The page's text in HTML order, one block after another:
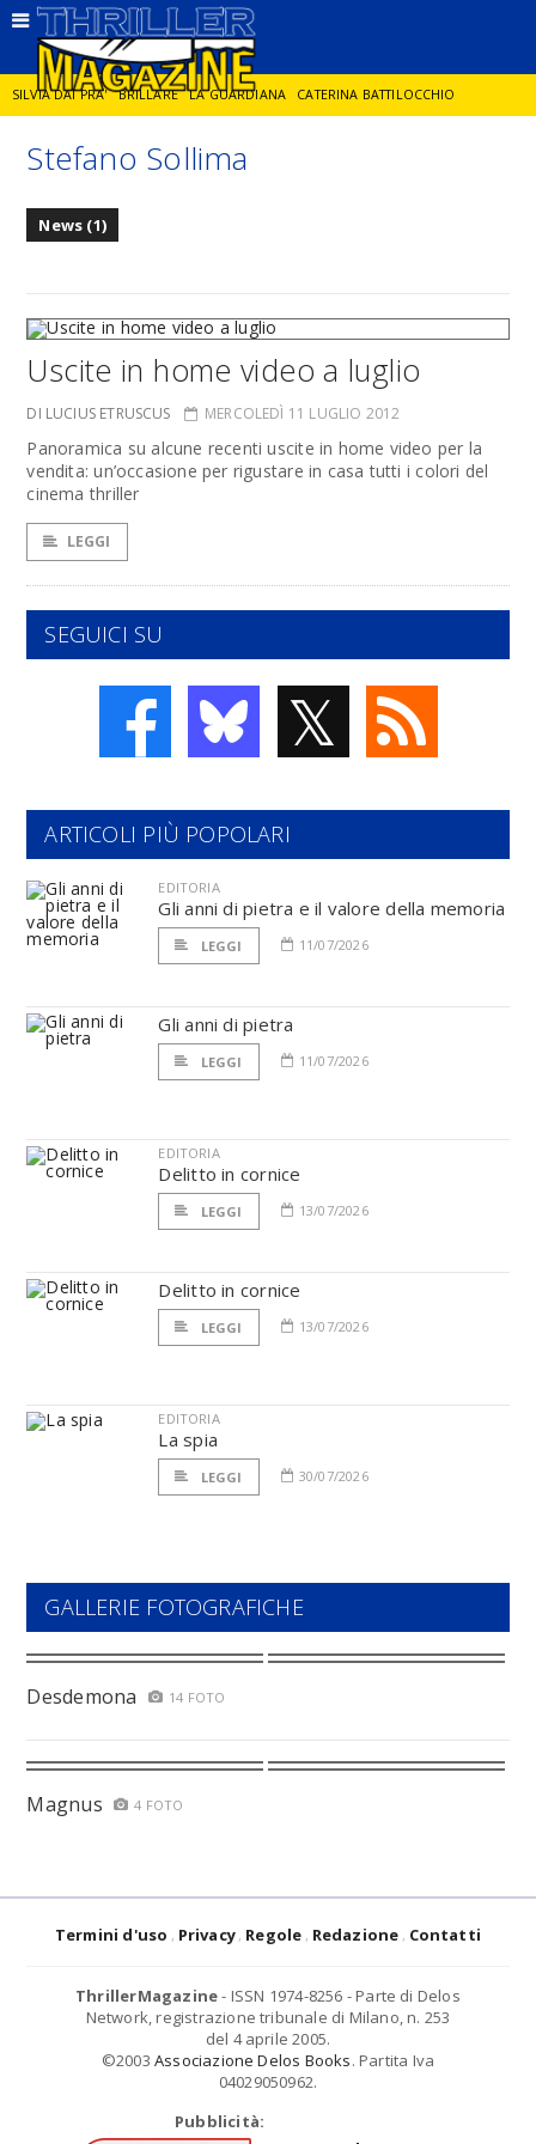
SILVIA DAI PRA' BRILLARE LA GUARDIANA CATERINA BATTILOCCHIO
JORGE DIAZ LA SPIA DELITTO IN CORNICE
Stefano Sollima
News (1)
Uscite in home video a luglio
DI LUCIUS ETRUSCUS MERCOLEDÌ 11 LUGLIO 2012
Panoramica su alcune recenti uscite in home video per la
vendita: un’occasione per rigustare in casa tutti i colori del
cinema thriller
LEGGI
SEGUICI SU
𝕏
ARTICOLI PIÙ POPOLARI
EDITORIA
Gli anni di pietra e il valore della memoria
LEGGI 11/07/2026
Gli anni di pietra
LEGGI 11/07/2026
EDITORIA
Delitto in cornice
LEGGI 13/07/2026
Delitto in cornice
LEGGI 13/07/2026
EDITORIA
La spia
LEGGI 30/07/2026
GALLERIE FOTOGRAFICHE
Desdemona 14 FOTO
Magnus 4 FOTO
Termini d'uso Privacy Regole Redazione Contatti
ThrillerMagazine- ISSN 1974-8256 - Parte di Delos
Network, registrazione tribunale di Milano, n. 253
del 4 aprile 2005.
©2003 Associazione Delos Books. Partita Iva
04029050962.
Pubblicità: